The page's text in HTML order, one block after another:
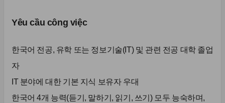
Yêu cầu công việc
한국어 전공, 유학 또는 정보기술(IT) 및 관련 전공 대학 졸업
자
IT 분야에 대한 기본 지식 보유자 우대
한국어 4개 능력(듣기, 말하기, 읽기, 쓰기) 모두 능숙하며,